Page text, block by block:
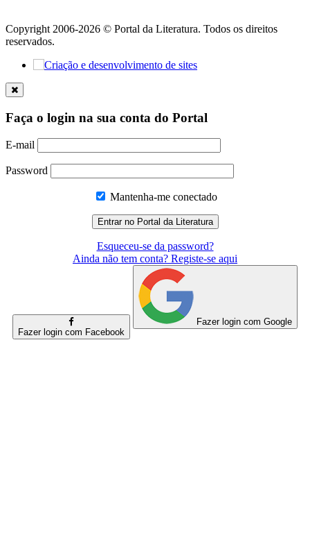
Copyright 2006-2026 © Portal da Literatura. Todos os direitos
reservados.
Faça o login na sua conta do Portal
E-mail
Password
Mantenha-me conectado
Esqueceu-se da password?
Ainda não tem conta? Registe-se aqui
Fazer login com Facebook
Fazer login com Google